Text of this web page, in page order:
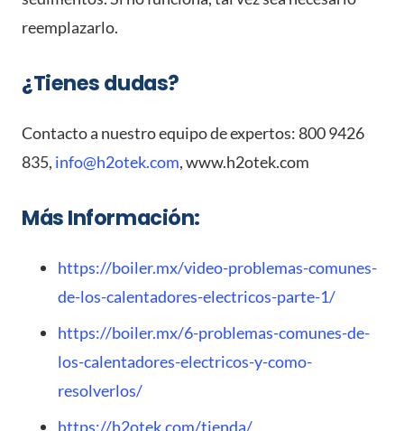
reemplazarlo.
¿Tienes dudas?
Contacto a nuestro equipo de expertos: 800 9426
835, info@h2otek.com, www.h2otek.com
Más Información:
https://boiler.mx/video-problemas-comunes-
de-los-calentadores-electricos-parte-1/
https://boiler.mx/6-problemas-comunes-de-
los-calentadores-electricos-y-como-
resolverlos/
https://h2otek.com/tienda/